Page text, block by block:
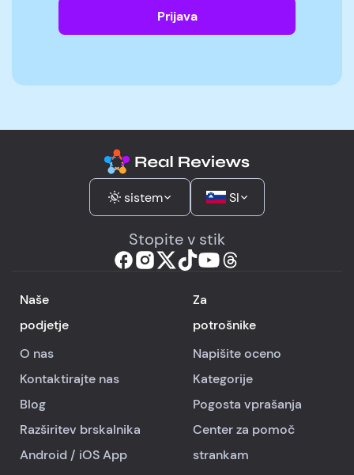
Prijava
sistem SI
Stopite v stik
Naše
podjetje
O nas
Kontaktirajte nas
Blog
Razširitev brskalnika
Android / iOSApp
Za
potrošnike
Napišite oceno
Kategorije
Pogosta vprašanja
Center za pomoč
strankam